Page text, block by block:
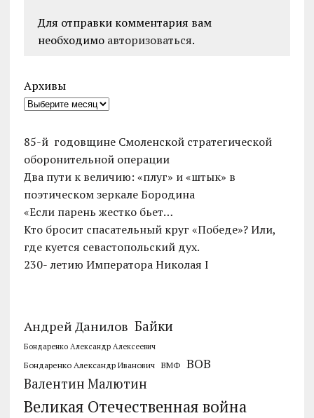
Для отправки комментария вам
необходимо авторизоваться.
Архивы
85-й годовщине Смоленской стратегической
оборонительной операции
Два пути к величию: «плуг» и «штык» в
поэтическом зеркале Бородина
«Если парень жестко бьет…
Кто бросит спасательный круг «Победе»? Или,
где куется севастопольский дух.
230- летию Императора Николая I
Андрей Данилов Байки
Бондаренко Александр Алексеевич
Бондаренко Александр Иванович ВМФ ВОВ
Валентин Малютин
Великая Отечественная война